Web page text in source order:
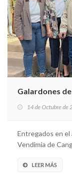
Galardones
14 de Octubre de
Entregados en el
Vendimia de
LEER MÁS